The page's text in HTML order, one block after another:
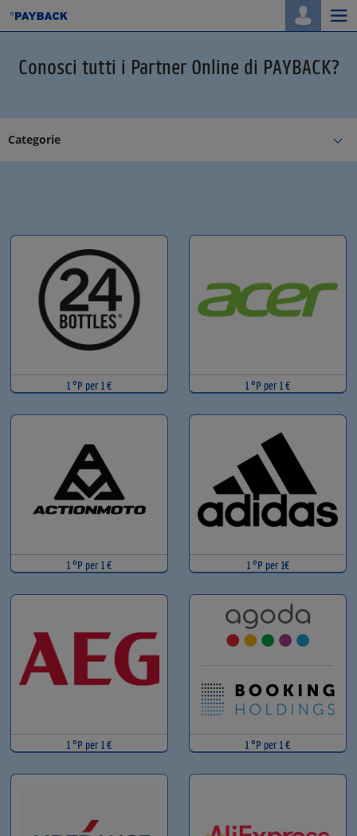
Conosci tutti i Partner Online di PAYBACK?
Categorie
1 °P per 1 € 1 °P per 1 €
1 °P per 1 € 1 °P per 1€
1 °P per 1 € 1 °P per 1 €